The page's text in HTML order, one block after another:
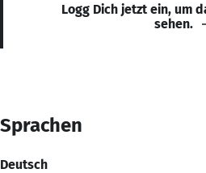
Logg Dich jetzt ein, um
sehen.
Sprachen
Deutsch